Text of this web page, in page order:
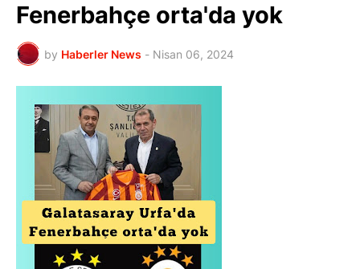
Fenerbahçe orta'da yok
by Haberler News - Nisan 06, 2024